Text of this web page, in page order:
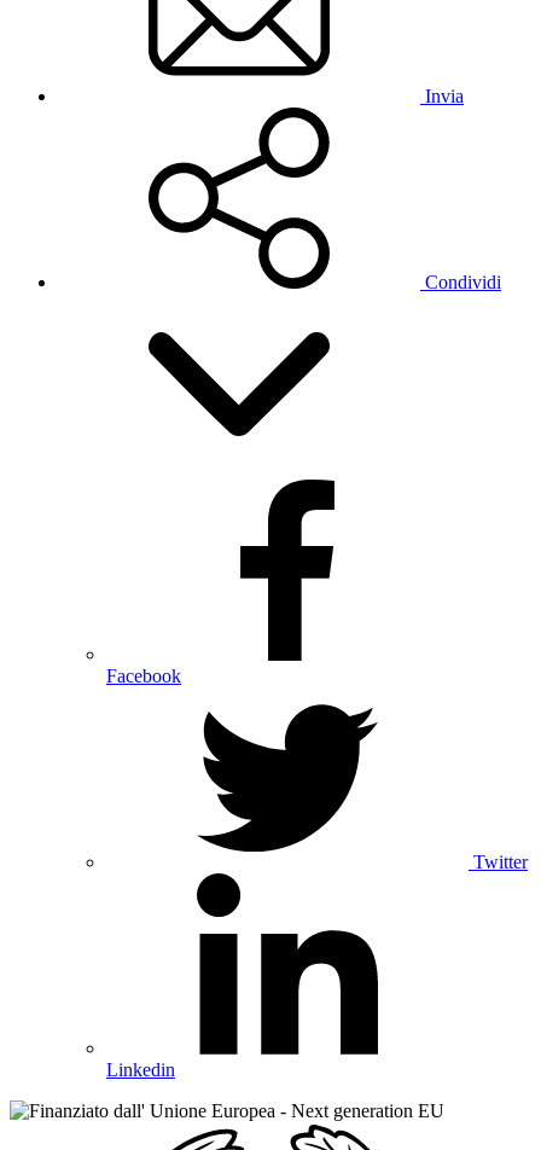
Invia
Condividi
Facebook
Twitter
Linkedin